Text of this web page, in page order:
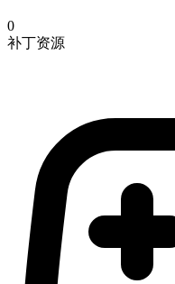
0
补丁资源